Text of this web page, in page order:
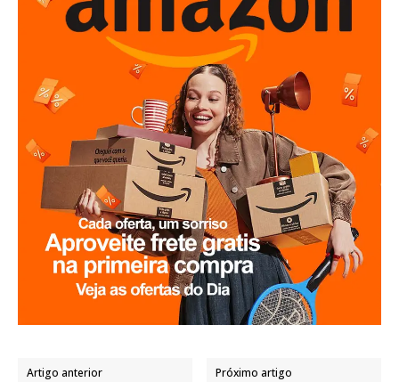
Artigo anterior Próximo artigo